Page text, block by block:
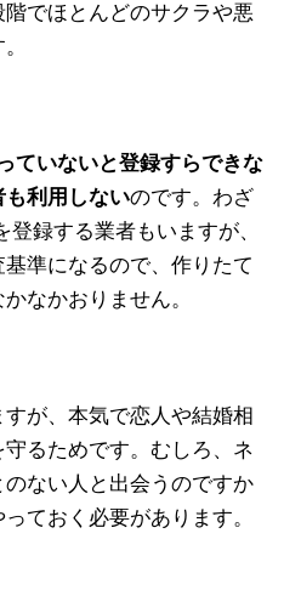
でほとんどのサクラや悪
ていないと登録すらできな
利用しないのです。わざ
録する業者もいますが、
基準になるので、作りたて
なかおりません。
が、本気で恋人や結婚相
るためです。むしろ、ネ
ない人と出会うのですか
ておく必要があります。